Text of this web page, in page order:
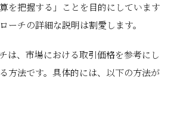
を把握する」ことを目的にしています
ーチの詳細な説明は割愛します。
は、市場における取引価格を参考にし
方法です。具体的には、以下の方法が